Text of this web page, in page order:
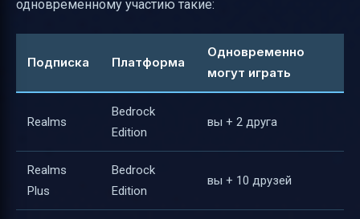
одновременному участию такие:
Подписка Платформа
Одновременно
могут играть
Realms
Bedrock
Edition
вы + 2 друга
Realms
Plus
Bedrock
Edition
вы + 10 друзей